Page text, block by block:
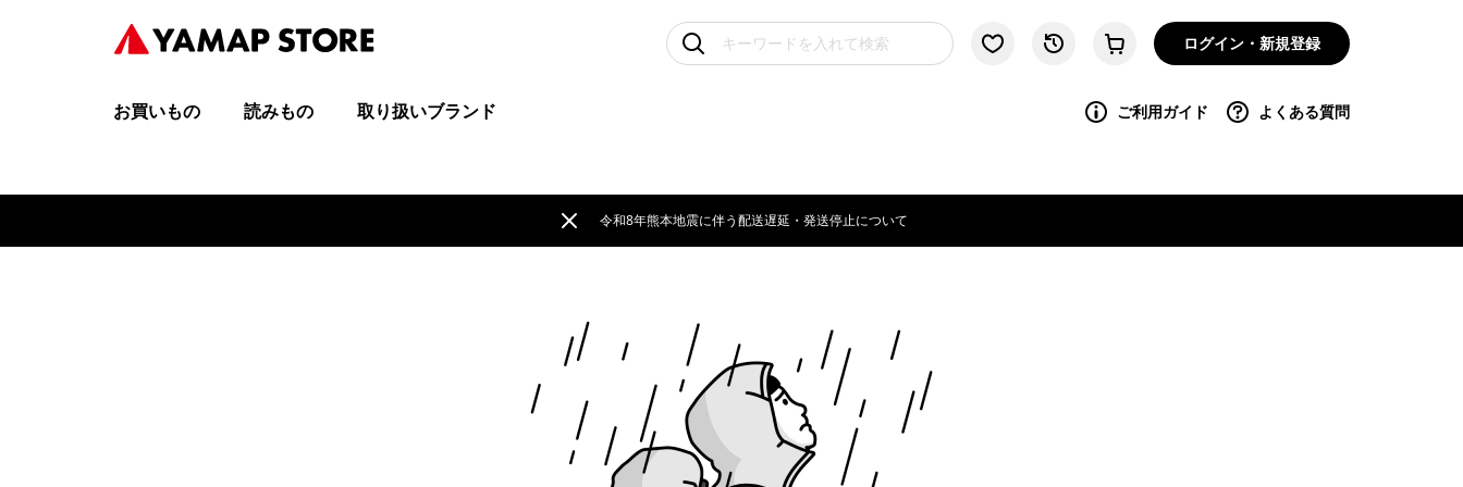
ログイン・新規登録
お買いもの 読みもの 取り扱いブランド ご利用ガイド よくある質問
令和8年熊本地震に伴う配送遅延・発送停止について